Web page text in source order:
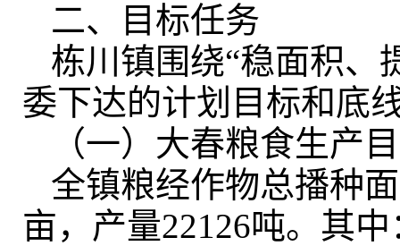
二、目标任务
栋川镇围绕“稳面积、
委下达的计划目标和底
（一）大春粮食生产
全镇粮经作物总播种
亩，产量22126吨。 其中